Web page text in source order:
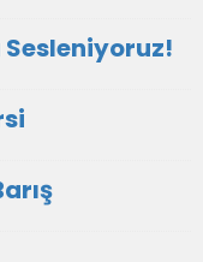
Sesleniyoruz!